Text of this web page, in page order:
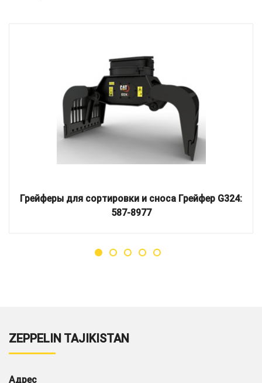
Грейферы для сортировки и сноса Грейфер G324:
587-8977
ZEPPELIN TAJIKISTAN
Адрес